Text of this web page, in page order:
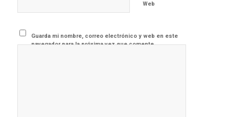
Web
Guarda mi nombre, correo electrónico y web en este
navegador para la próxima vez que comente.